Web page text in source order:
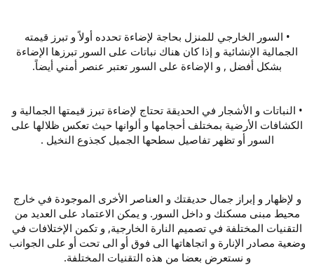
• السور الخارجي للمنزل بحاجة لإضاءة تحدده أولاً و تبرز قيمته
الجمالية الإنشائية و إذا كان هناك نباتات على السور تبرزها الإضاءة
بشكل أفضل , و الإضاءة على السور تعتبر عنصر أمني أيضاً.
• النباتات و الأشجار في الحديقة تحتاج لإضاءة تبرز قيمتها الجمالية و
الكشافات الأرضية بمختلف أحجامها و ألوانها حيث تعكس ظلالها على
السور أو تظهر تفاصيل سطحها الجميل كجذوع النخيل .
و لإظهار و إبراز جمال حديقتك و العناصر الأخرى الموجودة في خارج
محيط مبنى مسكنك و داخل السور. و يمكن الاعتماد على العديد من
التقنيات المختلفة في تصميم النارة الخارجية, و تكمن الإختلافات في
وضعية مصادر الإنارة و اتجاهاتها الى فوق أو الى تحت أو على الجوانب
و نستعرض بعضا من هذه التقنيات المختلفة.